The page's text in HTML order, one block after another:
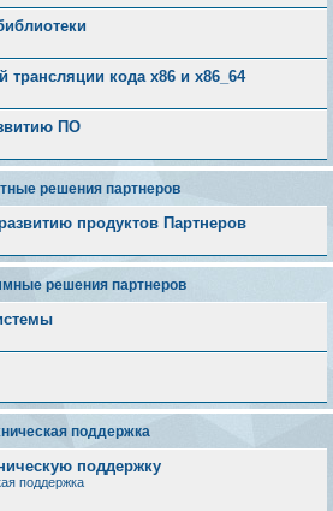
трансляции кода х86 и х86_64
ПО
решения партнеров
продуктов Партнеров
решения партнеров
поддержка
поддержку
поддержка